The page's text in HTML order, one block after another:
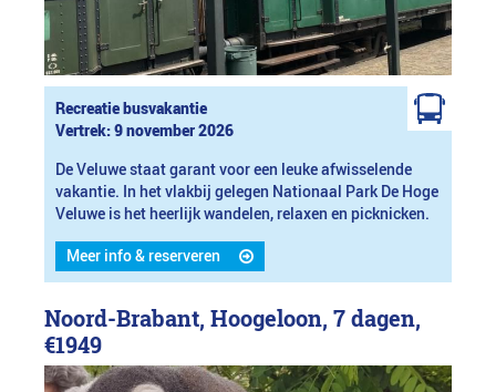
Recreatie busvakantie
Vertrek: 9 november 2026
De Veluwe staat garant voor een leuke afwisselende
vakantie. In het vlakbij gelegen Nationaal Park De Hoge
Veluwe is het heerlijk wandelen, relaxen en picknicken.
Meer info & reserveren
Noord-Brabant, Hoogeloon, 7 dagen,
€1949